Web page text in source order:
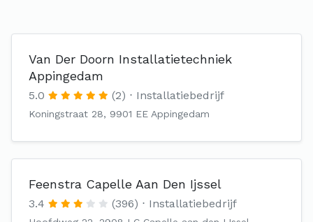
Van Der Doorn Installatietechniek
Appingedam
5.0 (2) Installatiebedrijf
Koningstraat 28, 9901 EE Appingedam
Feenstra Capelle Aan Den Ijssel
3.4 (396) Installatiebedrijf